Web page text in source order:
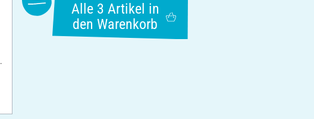
Alle 3 Artikel in
den Warenkorb